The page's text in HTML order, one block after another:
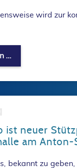
wird zur
…
ist neuer
am Anton-
bekannt zu